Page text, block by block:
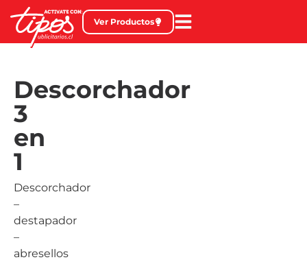
Ver Productos
Descorchador
3
en
1
Descorchador
–
destapador
–
abresellos